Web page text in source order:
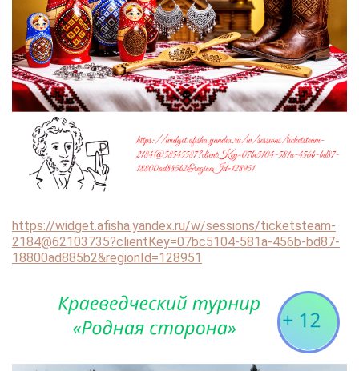
https://widget.afisha.yandex.ru/w/sessions/ticketsteam-
2184@62103735?clientKey=07bc5104-581a-456b-bd87-
18800ad885b2&regionId=128951